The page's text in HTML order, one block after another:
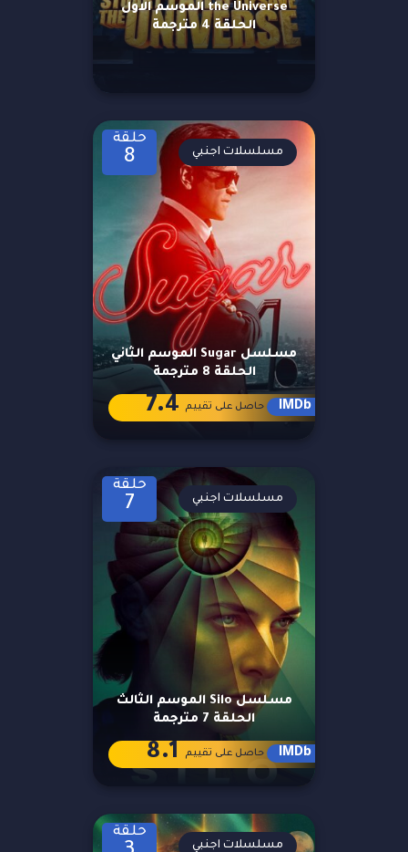
the Universe الموسم الاول
الحلقة 4 مترجمة
حلقة
8
مسلسل Sugar الموسم الثاني
الحلقة 8 مترجمة
مسلسلات اجنبي
IMDb حاصل على تقييم 7.4
حلقة
7
مسلسل Silo الموسم الثالث
الحلقة 7 مترجمة
مسلسلات اجنبي
IMDb حاصل على تقييم 8.1
حلقة
مسلسلات اجنبي